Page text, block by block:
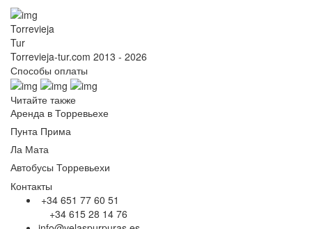
Torrevieja
Tur
Torrevieja-tur.com 2013 - 2026
Способы оплаты
Читайте также
Аренда в Торревьехе
Пунта Прима
Ла Мата
Автобусы Торревьехи
Контакты
+34 651 77 60 51
+34 615 28 14 76